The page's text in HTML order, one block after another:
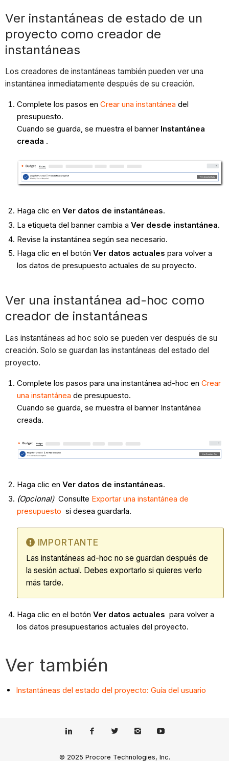
Ver instantáneas de estado de un
proyecto como creador de
instantáneas
Los creadores de instantáneas también pueden ver una
instantánea inmediatamente después de su creación.
Complete los pasos en Crear una instantánea del
presupuesto.
Cuando se guarda, se muestra el banner Instantánea
creada .
Haga clic en Ver datos de instantáneas.
La etiqueta del banner cambia a Ver desde instantánea.
Revise la instantánea según sea necesario.
Haga clic en el botón Ver datos actuales para volver a
los datos de presupuesto actuales de su proyecto.
Ver una instantánea ad-hoc como
creador de instantáneas
Las instantáneas ad hoc solo se pueden ver después de su
creación. Solo se guardan las instantáneas del estado del
proyecto.
Complete los pasos para una instantánea ad-hoc en Crear
una instantánea de presupuesto.
Cuando se guarda, se muestra el banner Instantánea
creada.
Haga clic en Ver datos de instantáneas.
(Opcional)Consulte Exportar una instantánea de
presupuesto si desea guardarla.
IMPORTANTE
Las instantáneas ad-hoc no se guardan después de
la sesión actual. Debes exportarlo si quieres verlo
más tarde.
Haga clic en el botón Ver datos actuales para volver a
los datos presupuestarios actuales del proyecto.
Ver también
Instantáneas del estado del proyecto: Guía del usuario
© 2025 Procore Technologies, Inc.